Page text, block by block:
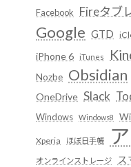
Facebook Fireタブ
Google GTD
iPhone 6 iTunes
Nozbe Obsidian
OneDrive Slack
Windows Windows8
Xperia ほぼ日手帳
オンラインストレージ ス